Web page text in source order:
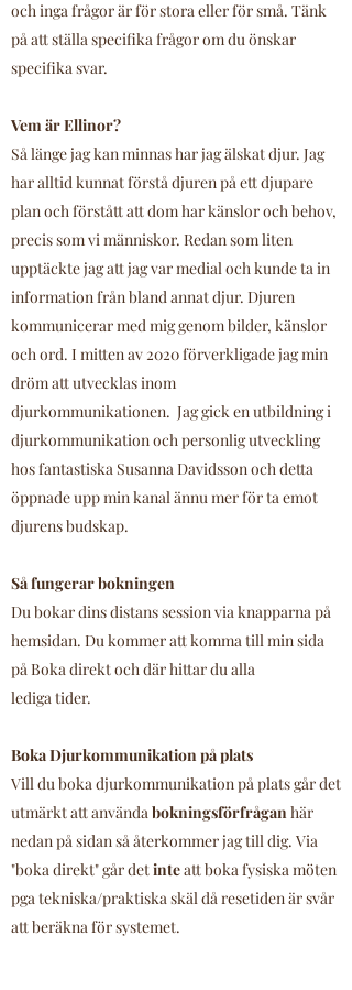
och inga frågor är för stora eller för små. Tänk
på att ställa specifika frågor om du önskar
specifika svar.
Vem är Ellinor?
Så länge jag kan minnas har jag älskat djur. Jag
har alltid kunnat förstå djuren på ett djupare
plan och förstått att dom har känslor och behov,
precis som vi människor. Redan som liten
upptäckte jag att jag var medial och kunde ta in
information från bland annat djur. Djuren
kommunicerar med mig genom bilder, känslor
och ord. I mitten av 2020 förverkligade jag min
dröm att utvecklas inom
djurkommunikationen. Jag gick en utbildning i
djurkommunikation och personlig utveckling
hos fantastiska Susanna Davidsson och detta
öppnade upp min kanal ännu mer för ta emot
djurens budskap.
Så fungerar bokningen
Du bokar dins distans session via knapparna på
hemsidan. Du kommer att komma till min sida
på Boka direkt och där hittar du alla
lediga tider.
Boka Djurkommunikation på plats
Vill du boka djurkommunikation på platsgår det
utmärkt att användabokningsförfråganhär
nedan på sidan så återkommer jag till dig. Via
"boka direkt" går detinteatt boka fysiska möten
pga tekniska/praktiska skäl då resetiden är svår
att beräkna för systemet.